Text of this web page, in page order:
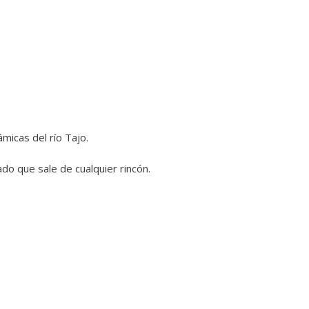
del río Tajo.
que sale de cualquier rincón.